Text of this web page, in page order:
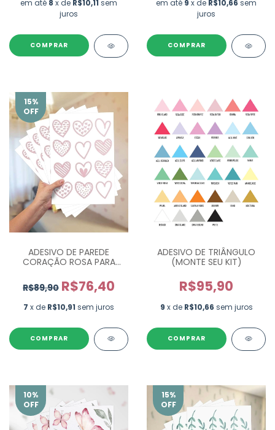
em até 8 x de R$10,11 sem
juros
COMPRAR
em até 9 x de R$10,66 sem
juros
COMPRAR
15%
OFF
ADESIVO DE PAREDE
CORAÇÃO ROSA PARA
UN
R$89,90 R$76,40
7 x de R$10,91 sem juros
COMPRAR
ADESIVO DE TRIÂNGULO
(MONTE SEU KIT)
R$95,90
9 x de R$10,66 sem juros
COMPRAR
10%
OFF
15%
OFF